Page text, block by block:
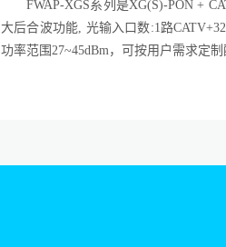
FWAP-XGS系列 是XG(S)-PON +
大后合波功能, 光输入口数:1路CATV+32
功率范围27~45dBm，可按用户需求定制